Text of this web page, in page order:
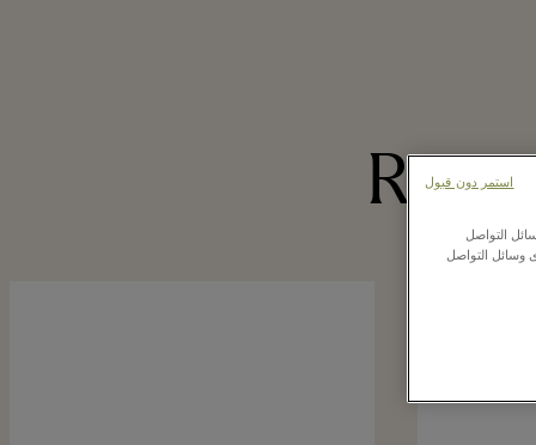
التواصل
وسائل التواصل
استمر دون قبول